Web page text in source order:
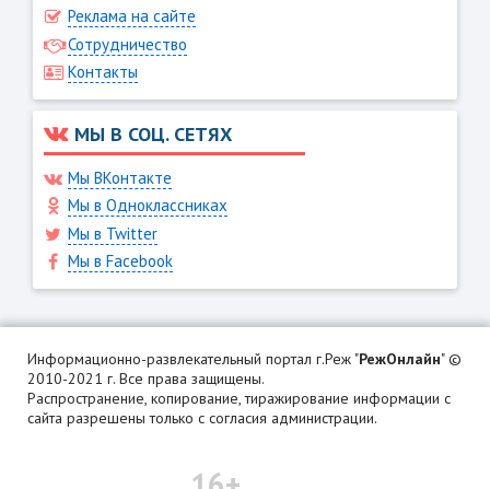
Реклама на сайте
Сотрудничество
Контакты
МЫ В СОЦ. СЕТЯХ
Мы ВКонтакте
Мы в Одноклассниках
Мы в Twitter
Мы в Facebook
Информационно-развлекательный портал г.Реж "РежОнлайн" ©
2010-2021 г. Все права защищены.
Распространение, копирование, тиражирование информации с
сайта разрешены только с согласия администрации.